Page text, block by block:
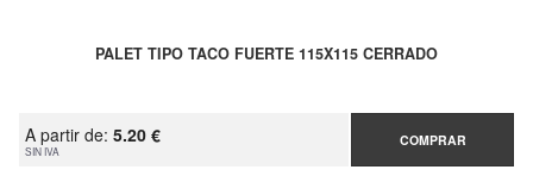
PALET TIPO TACO FUERTE 115X115 CERRADO
A partir de: 5.20 €
SIN IVA
COMPRAR